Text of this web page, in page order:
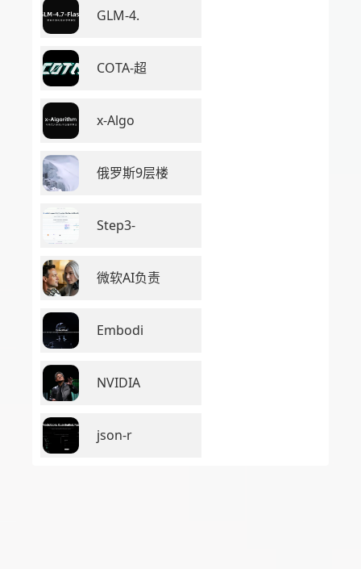
GLM-4.
COTA-超
x-Algo
俄罗斯9层楼
Step3-
微软AI负责
Embodi
NVIDIA
json-r